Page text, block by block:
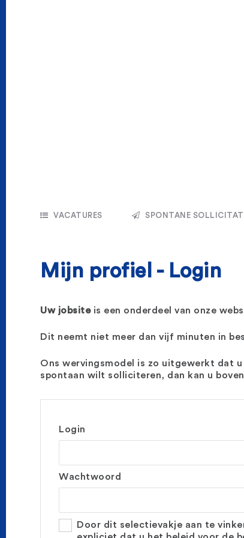
VACATURES SPONTANE
Mijn profiel - Login
Uw jobsiteis een onderdeel van onze
Dit neemt niet meer dan vijf minuten in
Ons wervingsmodel is zo uitgewerkt dat
spontaan wilt solliciteren, dan kan u
Login
Wachtwoord
Door dit selectievakje aan te